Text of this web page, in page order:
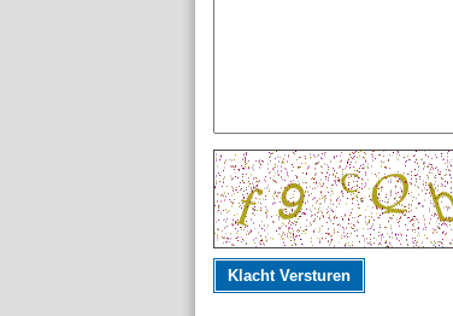
Klacht Versturen